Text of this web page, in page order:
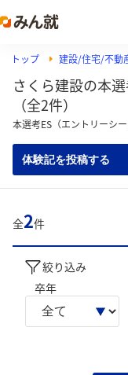
トップ 建設/住宅/不動
さくら建設の本
（全2件）
本選考ES（エントリーシ
体験記を投稿する
全2件
絞り込み
卒年